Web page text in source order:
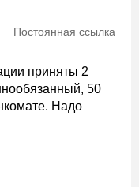
Постоянная ссылка
приняты 2
50
Надо